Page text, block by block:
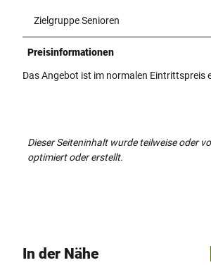
Zielgruppe Senioren
Preisinformationen
Das Angebot ist im normalen Eintrittspreis
Dieser Seiteninhalt wurde teilweise oder
optimiert oder erstellt.
In der Nähe